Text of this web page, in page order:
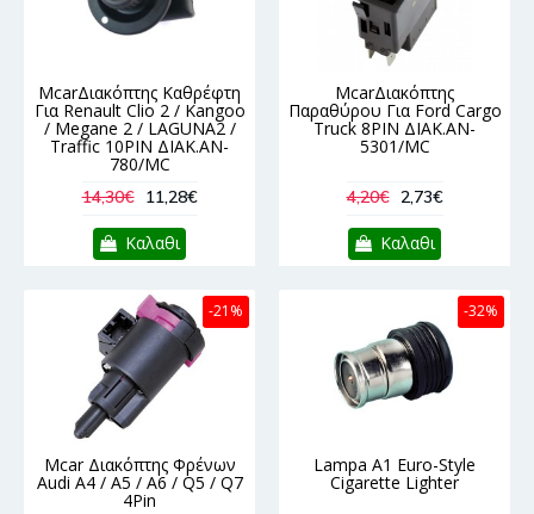
McarΔιακόπτης Καθρέφτη
Για Renault Clio 2 / Kangoo
/ Megane 2 / LAGUNA2 /
Traffic 10PIN ΔΙΑΚ.AN-
780/MC
14,30€ 11,28€
Καλαθι
McarΔιακόπτης
Παραθύρου Για Ford Cargo
Truck 8PIN ΔΙΑΚ.AN-
5301/MC
4,20€ 2,73€
Καλαθι
-21%
Mcar Διακόπτης Φρένων
Audi A4 / A5 / A6 / Q5 / Q7
4Pin
-32%
Lampa A1 Euro-Style
Cigarette Lighter